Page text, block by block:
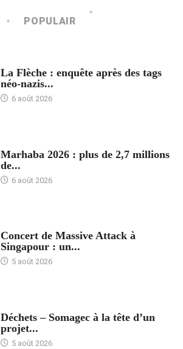
POPULAIR
La Flèche : enquête après des tags
néo-nazis...
6 août 2026
Marhaba 2026 : plus de 2,7 millions
de...
6 août 2026
Concert de Massive Attack à
Singapour : un...
5 août 2026
Déchets – Somagec à la tête d’un
projet...
5 août 2026